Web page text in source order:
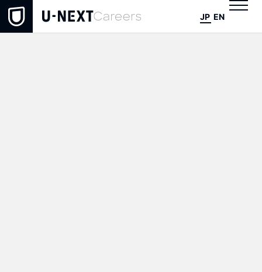
JP EN